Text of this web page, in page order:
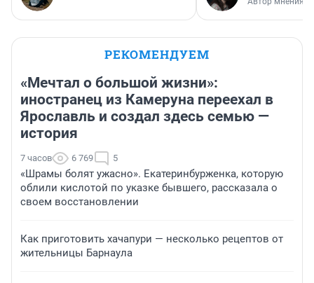
РЕКОМЕНДУЕМ
«Мечтал о большой жизни»:
иностранец из Камеруна переехал в
Ярославль и создал здесь семью —
история
7 часов 6 769 5
«Шрамы болят ужасно». Екатеринбурженка, которую
облили кислотой по указке бывшего, рассказала о
своем восстановлении
Как приготовить хачапури — несколько рецептов от
жительницы Барнаула